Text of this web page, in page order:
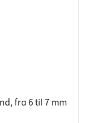
fra 6 til 7 mm